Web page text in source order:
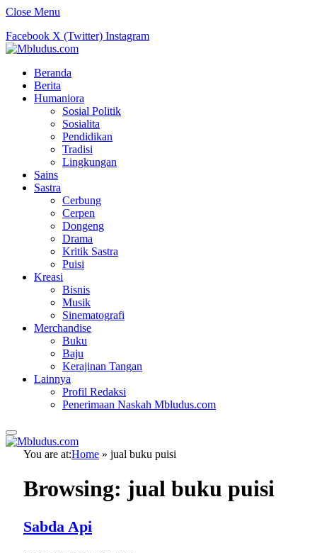
Close Menu
Facebook X (Twitter) Instagram
Beranda
Berita
Humaniora
Sosial Politik
Sosialita
Pendidikan
Tradisi
Lingkungan
Sains
Sastra
Cerbung
Cerpen
Dongeng
Drama
Kritik Sastra
Puisi
Kreasi
Bisnis
Musik
Sinematografi
Merchandise
Buku
Baju
Kerajinan Tangan
Lainnya
Profil Redaksi
Penerimaan Naskah Mbludus.com
You are at:Home » jual buku puisi
Browsing: jual buku puisi
Sabda Api